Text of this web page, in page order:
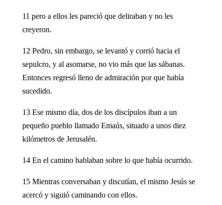
11 pero a ellos les pareció que deliraban y no les
creyeron.
12 Pedro, sin embargo, se levantó y corrió hacia el
sepulcro, y al asomarse, no vio más que las sábanas.
Entonces regresó lleno de admiración por que había
sucedido.
13 Ese mismo día, dos de los discípulos iban a un
pequeño pueblo llamado Emaús, situado a unos diez
kilómetros de Jerusalén.
14 En el camino hablaban sobre lo que había ocurrido.
15 Mientras conversaban y discutían, el mismo Jesús se
acercó y siguió caminando con ellos.